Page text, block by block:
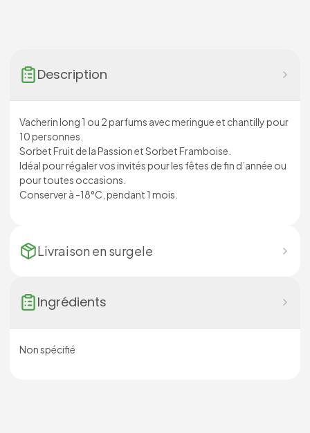
Description
Vacherin long 1 ou 2 parfums avec meringue et chantilly pour
10 personnes.
Sorbet Fruit de la Passion et Sorbet Framboise.
Idéal pour régaler vos invités pour les fêtes de fin d’année ou
pour toutes occasions.
Conserver à -18°C, pendant 1 mois.
Livraison en surgele
Ingrédients
Non spécifié